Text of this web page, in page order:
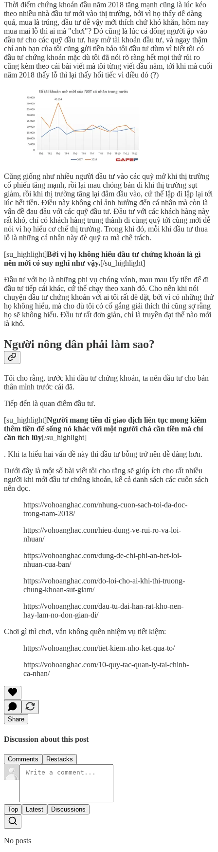
Thời điểm chứng khoán đầu năm 2018 tăng mạnh cũng là lúc kéo
theo nhiều nhà đầu tư mới vào thị trường, bởi vì họ thấy dễ dàng
quá, mua là trúng, đầu tư dễ vậy mới thích chứ khó khăn, hôm nay
mua mai lỗ thì ai mà "chơi"? Đó cũng là lúc cả đống người ập vào
đầu tư cho các quỹ đầu tư, hay mở tài khoản đầu tư, và ngay thậm
chí anh bạn của tôi cũng gửi tiền bảo tôi đầu tư dùm vì biết tôi có
đầu tư chứng khoán mặc dù tôi đã nói rõ ràng hết mọi thứ rủi ro
cũng kèm theo cái bài viết mà tôi từng viết đầu năm, tới khi mà cuối
năm 2018 thấy lỗ thì lại thấy hối tiếc vì điều đó (?)
Cũng giống như nhiều người đầu tư vào các quỹ mở khi thị trường
cổ phiếu tăng mạnh, rồi lại mau chóng bán đi khi thị trường sụt
giảm, rồi khi thị trường tăng lại đâm đầu vào, cứ thế lập đi lập lại tới
lúc hết tiền. Điều này không chỉ ảnh hưởng đến cá nhân mà còn là
vấn đề đau đầu với các quỹ đầu tư. Đầu tư với các khách hàng này
rất khó, chỉ có khách hàng trung thành đi cùng quỹ tới cùng mới dễ
nói vì họ hiểu cơ chế thị trường. Trong khi đó, mỗi khi đầu tư thua
lỗ là những cá nhân này đè quỹ ra mà chê trách.
[su_highlight]Bởi vị họ không hiểu đầu tư chứng khoán là gì
nên mới có suy nghĩ như vậy.[/su_highlight]
Đầu tư với họ là những phi vụ chóng vánh, mau mau lấy tiền để đi
đầu tư tiếp cái khác, cứ thế chạy theo xanh đỏ. Cho nên khi nói
chuyện đầu tư chứng khoán với ai tôi rất dè dặt, bởi vì có những thứ
họ không hiểu, mà cho dù tôi có cố gắng giải thích thì cũng sợ rằng
họ sẽ không hiểu. Đầu tư rất đơn giản, chỉ là truyền đạt thế nào mới
là khó.
Người nông dân phải làm sao?
Tôi cho rằng, trước khi đầu tư chứng khoán, ta nên đầu tư cho bản
thân mình trước cái đã.
Tiếp đến là quan điểm đầu tư.
[su_highlight]Người mang tiền đi giao dịch liên tục mong kiếm
thêm tiền để sống nó khác với một người chả cần tiền mà chỉ
cần tích lũy[/su_highlight]
. Khi ta hiểu hai vấn đề này thì đầu tư bỗng trở nên dễ dàng hơn.
Dưới đây là một số bài viết tôi cho rằng sẽ giúp ích cho rất nhiều
người khi mới đầu tư chứng khoán, kể cả danh sách các cuốn sách
nên đọc.
https://vohoanghac.com/nhung-cuon-sach-toi-da-doc-
trong-nam-2018/
https://vohoanghac.com/hieu-dung-ve-rui-ro-va-loi-
nhuan/
https://vohoanghac.com/dung-de-chi-phi-an-het-loi-
nhuan-cua-ban/
https://vohoanghac.com/do-loi-cho-ai-khi-thi-truong-
chung-khoan-sut-giam/
https://vohoanghac.com/dau-tu-dai-han-rat-kho-nen-
hay-lam-no-don-gian-di/
Chơi gì thì chơi, vẫn không quên nhiệm vụ tiết kiệm:
https://vohoanghac.com/tiet-kiem-nho-ket-qua-to/
https://vohoanghac.com/10-quy-tac-quan-ly-tai-chinh-
ca-nhan/
Share
Discussion about this post
Comments Restacks
Top Latest Discussions
No posts